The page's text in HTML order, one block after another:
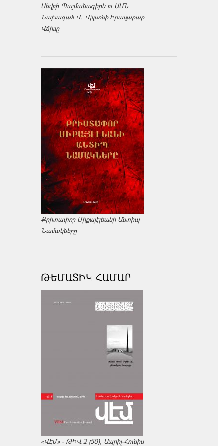
Սեվրի Պայմանագիրն ու ԱՄՆ
Նախագահ Վ. Վիլսոնի Իրավարար
Վճիռը
Քրիտափոր Միքայէլեանի Անտիպ
Նամակները
ԹԵՄԱՏԻԿ ՀԱՄԱՐ
«ՎԷՄ» - ԹԻՎ 2 (50), Ապրիլ-Հունիս